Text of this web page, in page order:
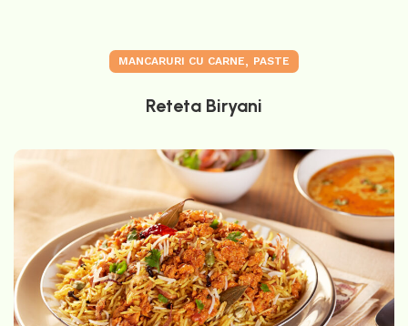
MANCARURI CU CARNE, PASTE
Reteta Biryani